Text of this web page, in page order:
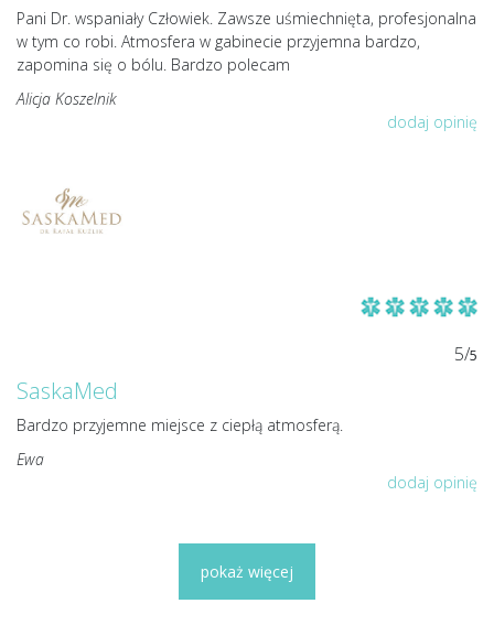
Pani Dr. wspaniały Człowiek. Zawsze uśmiechnięta, profesjonalna
w tym co robi. Atmosfera w gabinecie przyjemna bardzo,
zapomina się o bólu. Bardzo polecam
Alicja Koszelnik
dodaj opinię
5/5
SaskaMed
Bardzo przyjemne miejsce z ciepłą atmosferą.
Ewa
dodaj opinię
pokaż więcej